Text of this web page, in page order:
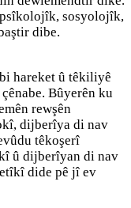
sosyolojîk,
dibe.
hareket û têkiliyê
Bûyerên ku
rewşên
dijberîya di nav
têkoşerî
û dijberîyan di nav
dide pê jî ev